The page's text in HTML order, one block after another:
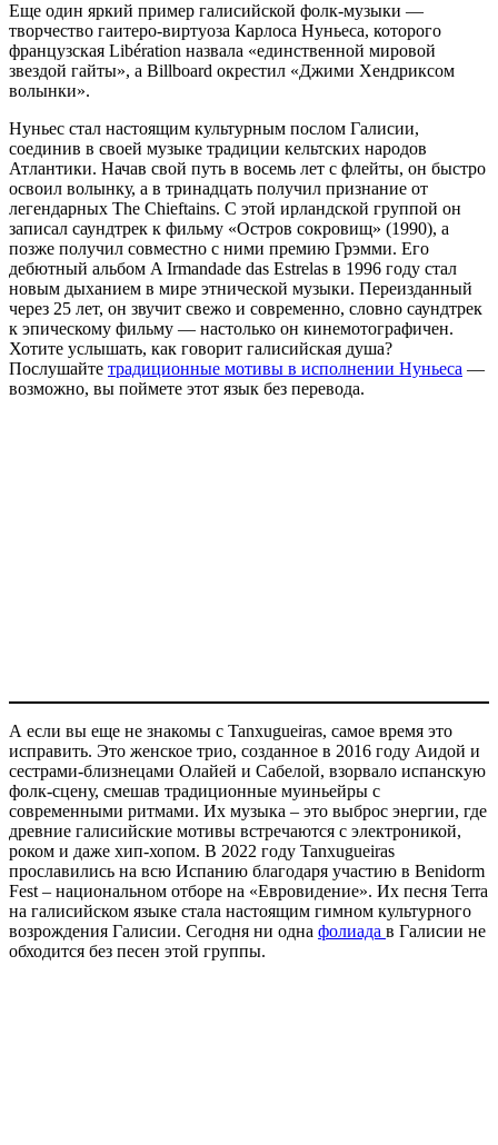
Еще один яркий пример галисийской фолк-музыки —
творчество гаитеро-виртуоза Карлоса Нуньеса, которого
французская Libération назвала «единственной мировой
звездой гайты», а Billboard окрестил «Джими Хендриксом
волынки».
Нуньес стал настоящим культурным послом Галисии,
соединив в своей музыке традиции кельтских народов
Атлантики. Начав свой путь в восемь лет с флейты, он быстро
освоил волынку, а в тринадцать получил признание от
легендарных The Chieftains. С этой ирландской группой он
записал саундтрек к фильму «Остров сокровищ» (1990), а
позже получил совместно с ними премию Грэмми. Его
дебютный альбом A Irmandade das Estrelas в 1996 году стал
новым дыханием в мире этнической музыки. Переизданный
через 25 лет, он звучит свежо и современно, словно саундтрек
к эпическому фильму — настолько он кинемотографичен.
Хотите услышать, как говорит галисийская душа?
Послушайте традиционные мотивы в исполнении Нуньеса —
возможно, вы поймете этот язык без перевода.
А если вы еще не знакомы с Tanxugueiras, самое время это
исправить. Это женское трио, созданное в 2016 году Аидой и
сестрами-близнецами Олайей и Сабелой, взорвало испанскую
фолк-сцену, смешав традиционные муиньейры с
современными ритмами. Их музыка – это выброс энергии, где
древние галисийские мотивы встречаются с электроникой,
роком и даже хип-хопом. В 2022 году Tanxugueiras
прославились на всю Испанию благодаря участию в Benidorm
Fest – национальном отборе на «Евровидение». Их песня Terra
на галисийском языке стала настоящим гимном культурного
возрождения Галисии. Сегодня ни одна фолиада в Галисии не
обходится без песен этой группы.